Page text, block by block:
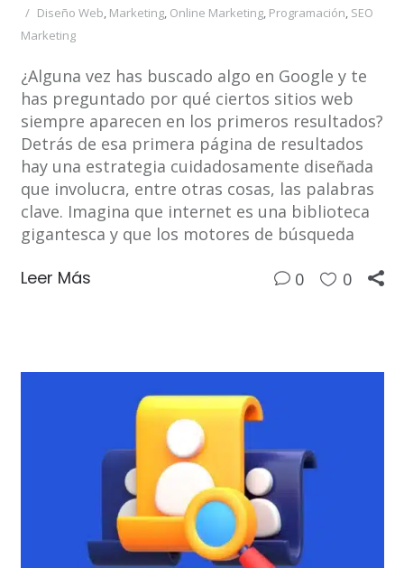
Diseño Web, Marketing, Online Marketing, Programación, SEO
Marketing
¿Alguna vez has buscado algo en Google y te
has preguntado por qué ciertos sitios web
siempre aparecen en los primeros resultados?
Detrás de esa primera página de resultados
hay una estrategia cuidadosamente diseñada
que involucra, entre otras cosas, las palabras
clave. Imagina que internet es una biblioteca
gigantesca y que los motores de búsqueda
Leer Más 0 0